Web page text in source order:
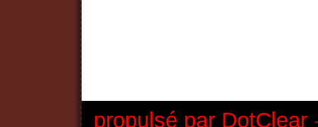
propulsé par DotClear